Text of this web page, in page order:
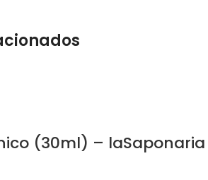
(30ml) – laSaponaria